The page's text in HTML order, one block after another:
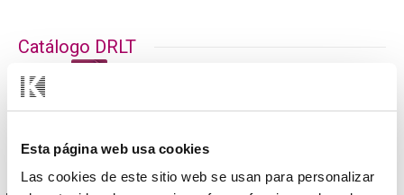
Esta página web usa cookies
Las cookies de este sitio web se usan para personalizar
Catálogo DRLT
Guia de selección técnica